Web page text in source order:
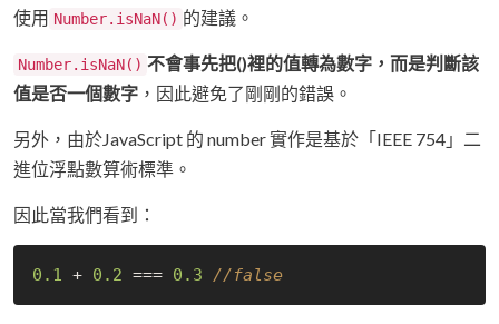
使用 Number.isNaN() 的建議。
Number.isNaN() 不會事先把()裡的值轉為數字，而是判斷該
值是否一個數字 ，因此避免了剛剛的錯誤。
另外，由於JavaScript 的 number 實作是基於「IEEE 754」二
進位浮點數算術標準。
因此當我們看到：
0.1 + 0.2 === 0.3 //false